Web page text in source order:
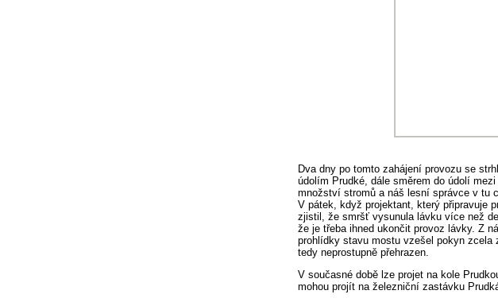
Dva dny po tomto zahájení provozu se
údolím Prudké, dále směrem do údolí
množství stromů a náš lesní správce v tu
V pátek, když projektant, který připravuje
zjistil, že smršť vysunula lávku více než
že je třeba ihned ukončit provoz lávky. Z
prohlídky stavu mostu vzešel pokyn
tedy neprostupně přehrazen.
V současné době lze projet na kole
mohou projít na železniční zastávku